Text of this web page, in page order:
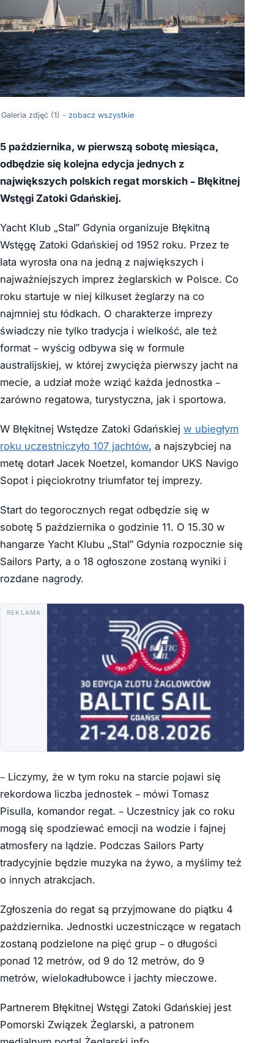
Galeria zdjęć (1) - zobacz wszystkie
5 października, w pierwszą sobotę miesiąca,
odbędzie się kolejna edycja jednych z
największych polskich regat morskich – Błękitnej
Wstęgi Zatoki Gdańskiej.
Yacht Klub „Stal” Gdynia organizuje Błękitną
Wstęgę Zatoki Gdańskiej od 1952 roku. Przez te
lata wyrosła ona na jedną z największych i
najważniejszych imprez żeglarskich w Polsce. Co
roku startuje w niej kilkuset żeglarzy na co
najmniej stu łódkach. O charakterze imprezy
świadczy nie tylko tradycja i wielkość, ale też
format – wyścig odbywa się w formule
australijskiej, w której zwycięża pierwszy jacht na
mecie, a udział może wziąć każda jednostka –
zarówno regatowa, turystyczna, jak i sportowa.
W Błękitnej Wstędze Zatoki Gdańskiej w ubiegłym
roku uczestniczyło 107 jachtów, a najszybciej na
metę dotarł Jacek Noetzel, komandor UKS Navigo
Sopot i pięciokrotny triumfator tej imprezy.
Start do tegorocznych regat odbędzie się w
sobotę 5 października o godzinie 11. O 15.30 w
hangarze Yacht Klubu „Stal” Gdynia rozpocznie się
Sailors Party, a o 18 ogłoszone zostaną wyniki i
rozdane nagrody.
REKLAMA
– Liczymy, że w tym roku na starcie pojawi się
rekordowa liczba jednostek – mówi Tomasz
Pisulla, komandor regat. – Uczestnicy jak co roku
mogą się spodziewać emocji na wodzie i fajnej
atmosfery na lądzie. Podczas Sailors Party
tradycyjnie będzie muzyka na żywo, a myślimy też
o innych atrakcjach.
Zgłoszenia do regat są przyjmowane do piątku 4
października. Jednostki uczestniczące w regatach
zostaną podzielone na pięć grup – o długości
ponad 12 metrów, od 9 do 12 metrów, do 9
metrów, wielokadłubowce i jachty mieczowe.
Partnerem Błękitnej Wstęgi Zatoki Gdańskiej jest
Pomorski Związek Żeglarski, a patronem